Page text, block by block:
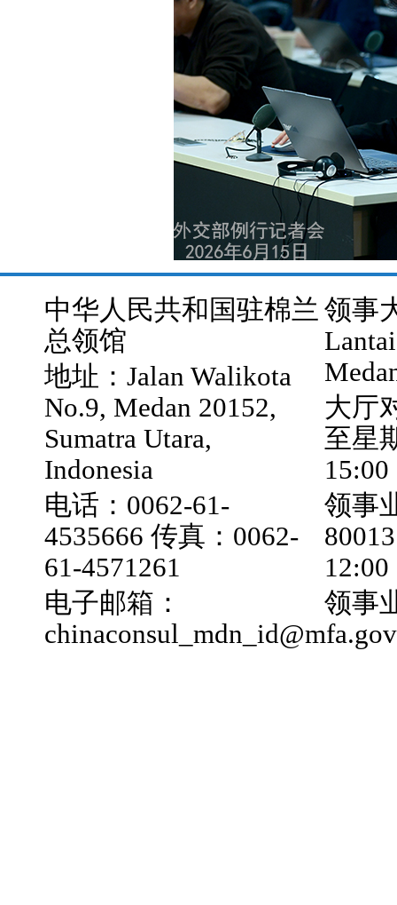
中华人民共和国驻棉兰
总领馆
地址：Jalan Walikota
No.9, Medan 20152,
Sumatra Utara,
Indonesia
电话：0062-61-
4535666 传真：0062-
61-4571261
电子邮箱：
领事
大厅
至星
15:00
领事
领事